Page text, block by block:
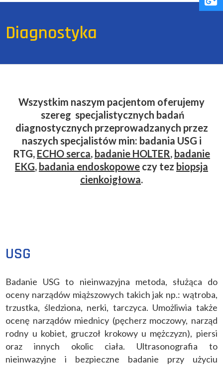
Diagnostyka
Wszystkim naszym pacjentom oferujemy
szereg specjalistycznych badań
diagnostycznych przeprowadzanych przez
naszych specjalistów min: badania USG i
RTG, ECHO serca, badanie HOLTER, badanie
EKG, badania endoskopowe czy tez biopsja
cienkoigłowa.
USG
Badanie USG to nieinwazyjna metoda, służąca do
oceny narządów miąższowych takich jak np.: wątroba,
trzustka, śledziona, nerki, tarczyca. Umożliwia także
ocenę narządów miednicy (pęcherz moczowy, narząd
rodny u kobiet, gruczoł krokowy u mężczyzn), piersi
oraz innych okolic ciała. Ultrasonografia to
nieinwazyjne i bezpieczne badanie przy użyciu